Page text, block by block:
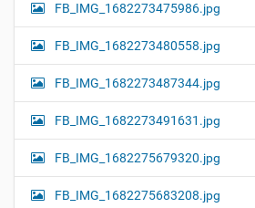
FB_IMG_1682273475986.jpg
FB_IMG_1682273480558.jpg
FB_IMG_1682273487344.jpg
FB_IMG_1682273491631.jpg
FB_IMG_1682275679320.jpg
FB_IMG_1682275683208.jpg